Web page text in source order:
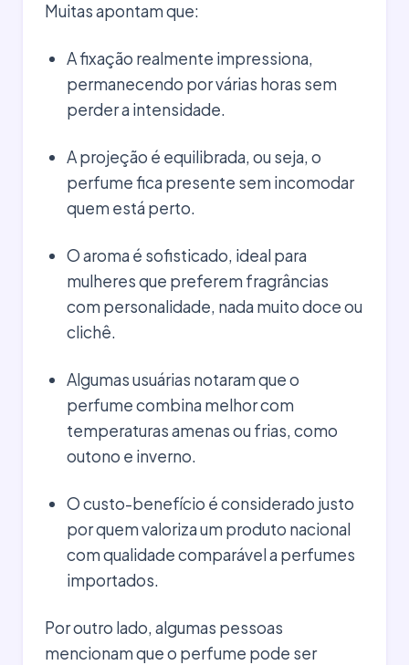
Muitas apontam que:
A fixação realmente impressiona,
permanecendo por várias horas sem
perder a intensidade.
A projeção é equilibrada, ou seja, o
perfume fica presente sem incomodar
quem está perto.
O aroma é sofisticado, ideal para
mulheres que preferem fragrâncias
com personalidade, nada muito doce ou
clichê.
Algumas usuárias notaram que o
perfume combina melhor com
temperaturas amenas ou frias, como
outono e inverno.
O custo-benefício é considerado justo
por quem valoriza um produto nacional
com qualidade comparável a perfumes
importados.
Por outro lado, algumas pessoas
mencionam que o perfume pode ser